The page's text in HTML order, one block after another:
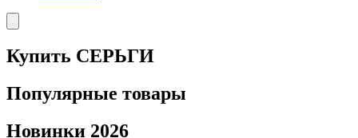
Купить СЕРЬГИ
Популярные товары
Новинки 2026